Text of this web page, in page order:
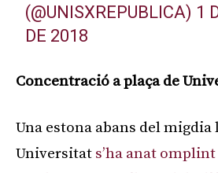
(@UNISXREPUBLICA) 1
DE 2018
Concentració a plaça de
Una estona abans del migdia
Universitat s’ha anat